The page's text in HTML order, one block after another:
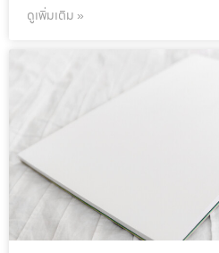
ดูเพิ่มเติม »